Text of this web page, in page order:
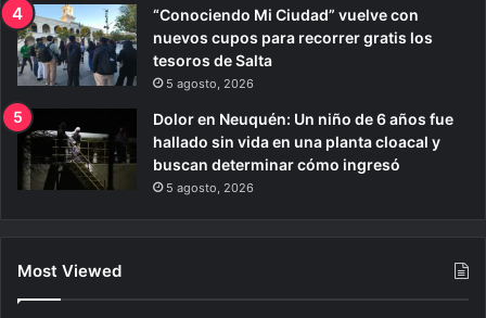
“Conociendo Mi Ciudad” vuelve con
nuevos cupos para recorrer gratis los
tesoros de Salta
5 agosto, 2026
Dolor en Neuquén: Un niño de 6 años fue
hallado sin vida en una planta cloacal y
buscan determinar cómo ingresó
5 agosto, 2026
Most Viewed